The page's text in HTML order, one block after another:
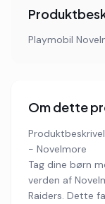
Playmobil
Om dette
- Novelmore
Tag dine børn
verden af
Raiders. Dette